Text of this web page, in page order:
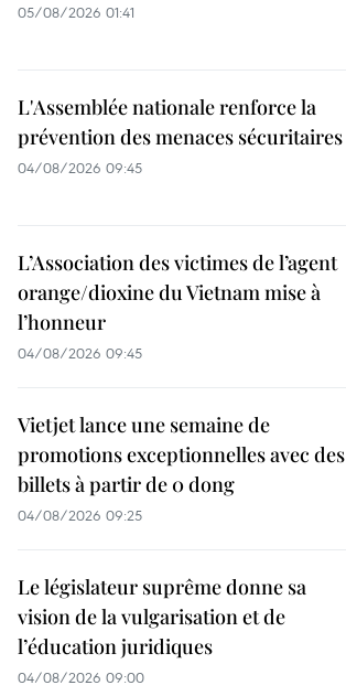
05/08/2026 01:41
L'Assemblée nationale renforce la
prévention des menaces sécuritaires
04/08/2026 09:45
L’Association des victimes de l’agent
orange/dioxine du Vietnam mise à
l’honneur
04/08/2026 09:45
Vietjet lance une semaine de
promotions exceptionnelles avec des
billets à partir de 0 dong
04/08/2026 09:25
Le législateur suprême donne sa
vision de la vulgarisation et de
l’éducation juridiques
04/08/2026 09:00